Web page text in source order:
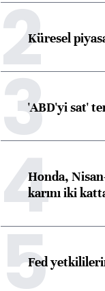
2Küresel
3'ABD'yi sat'
4
Honda,
karını iki
5
Fed